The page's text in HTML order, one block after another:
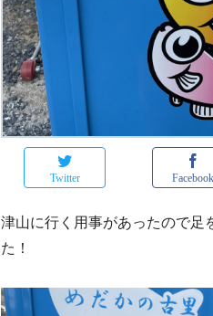
Twitter Facebook
津山に行く用事があったので足
た！